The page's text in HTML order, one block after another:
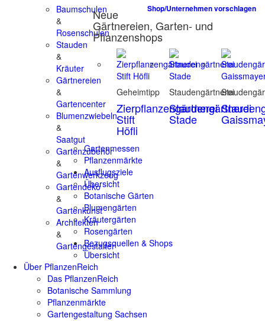
Baumschulen
&
Rosenschulen
Stauden
&
Kräuter
Gärtnereien
&
Gartencenter
Blumenzwiebeln
&
Saatgut
Gartenzubehör
&
Gartenwerkzeug
Gartendeko
&
Gartenkunst
Architekten
&
Gartengestalter
Shop/Unternehmen vorschlagen
Neue
Gärtnereien, Garten- und
Pflanzenshops
Geheimtipp
Zierpflanzengärtnerei
Stift
Höfli
Staudengärtnerei
Staudengärtnerei
Stade
Gartenmessen
Pflanzenmärkte
Ausflugsziele
Übersicht
Botanische Gärten
Blumengärten
Kräutergärten
Rosengärten
Bezugsquellen & Shops
Übersicht
Über PflanzenReich
Das PflanzenReich
Botanische Sammlung
Pflanzenmärkte
Gartengestaltung Sachsen